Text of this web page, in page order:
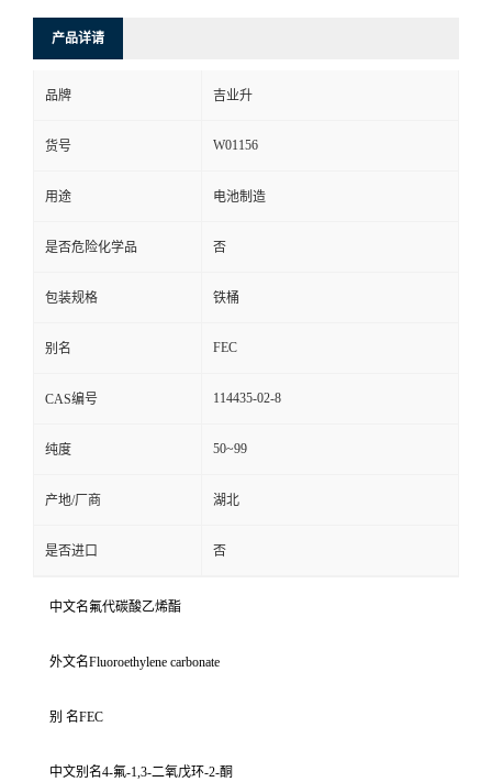
产品详请
品牌 吉业升
货号 W01156
用途 电池制造
是否危险化学品 否
包装规格 铁桶
别名 FEC
CAS编号 114435-02-8
纯度 50~99
产地/厂商 湖北
是否进口 否
中文名氟代碳酸乙烯酯
外文名Fluoroethylene carbonate
别 名FEC
中文别名4-氟-1,3-二氧戊环-2-酮